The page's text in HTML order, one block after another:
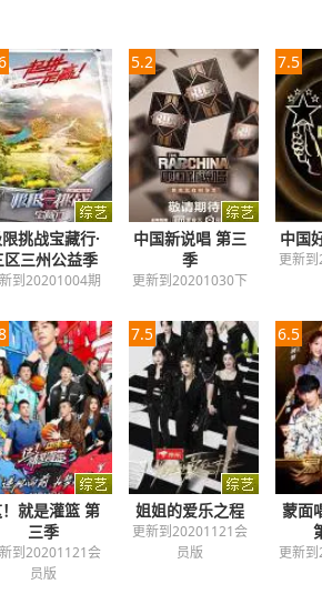
挑战宝藏行·
区三州公益季
到20201004期
5.2
中国新说唱 第三
季
更新到20201030下
7.5
中国
更新
就是灌篮 第
三季
到20201121会
员版
7.5
姐姐的爱乐之程
更新到20201121会
员版
6.5
蒙面
更新